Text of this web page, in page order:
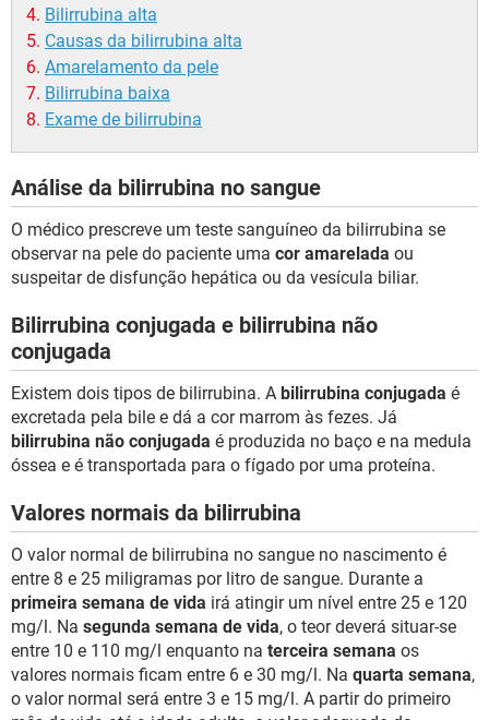
Bilirrubina alta
Causas da bilirrubina alta
Amarelamento da pele
Bilirrubina baixa
Exame de bilirrubina
Análise da bilirrubina no sangue
O médico prescreve um teste sanguíneo da bilirrubina se
observar na pele do paciente uma cor amarelada ou
suspeitar de disfunção hepática ou da vesícula biliar.
Bilirrubina conjugada e bilirrubina não
conjugada
Existem dois tipos de bilirrubina. A bilirrubina conjugada é
excretada pela bile e dá a cor marrom às fezes. Já
bilirrubina não conjugada é produzida no baço e na medula
óssea e é transportada para o fígado por uma proteína.
Valores normais da bilirrubina
O valor normal de bilirrubina no sangue no nascimento é
entre 8 e 25 miligramas por litro de sangue. Durante a
primeira semana de vida irá atingir um nível entre 25 e 120
mg/l. Na segunda semana de vida, o teor deverá situar-se
entre 10 e 110 mg/l enquanto na terceira semana os
valores normais ficam entre 6 e 30 mg/l. Na quarta semana,
o valor normal será entre 3 e 15 mg/l. A partir do primeiro